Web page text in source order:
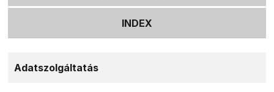
INDEX
Adatszolgáltatás